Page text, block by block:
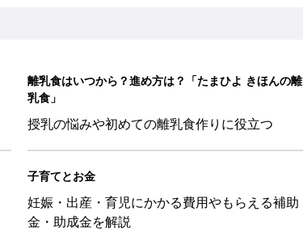
離乳食はいつから？進め方は？「たまひよ きほんの離
乳食」
授乳の悩みや初めての離乳食作りに役立つ
子育てとお金
妊娠・出産・育児にかかる費用やもらえる補助
金・助成金を解説